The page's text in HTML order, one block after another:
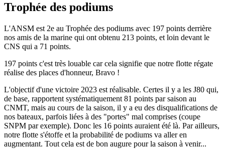
Trophée des podiums
L'ANSM est 2e au Trophée des podiums avec 197 points derrière
nos amis de la marine qui ont obtenu 213 points, et loin devant le
CNS qui a 71 points.
197 points c'est très louable car cela signifie que notre flotte régate
réalise des places d'honneur, Bravo !
L'objectif d'une victoire 2023 est réalisable. Certes il y a les J80 qui,
de base, rapportent systématiquement 81 points par saison au
CNMT, mais au cours de la saison, il y a eu des disqualifications de
nos bateaux, parfois liées à des "portes" mal comprises (coupe
SNPM par exemple). Donc les 16 points auraient été là. Par ailleurs,
notre flotte s'étoffe et la probabilité de podiums va aller en
augmentant. Tout cela est de bon augure pour la saison à venir...